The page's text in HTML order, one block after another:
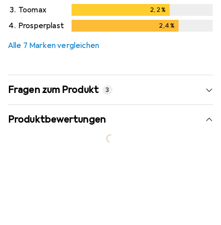
3. Toomax 2,2%
4. Prosperplast 2,4%
Alle 7 Marken vergleichen
Fragen zum Produkt 3
Produktbewertungen